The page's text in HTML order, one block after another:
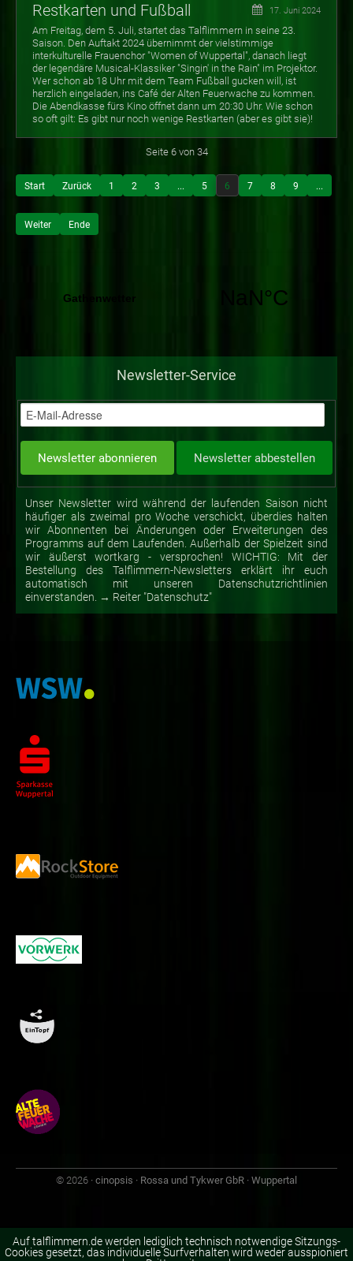
Restkarten und Fußball 17. Juni 2024
Am Freitag, dem 5. Juli, startet das Talflimmern in seine 23.
Saison. Den Auftakt 2024 übernimmt der vielstimmige
interkulturelle Frauenchor "Women of Wuppertal", danach liegt
der legendäre Musical-Klassiker "Singin' in the Rain" im Projektor.
Wer schon ab 18 Uhr mit dem Team Fußball gucken will, ist
herzlich eingeladen, ins Café der Alten Feuerwache zu kommen.
Die Abendkasse fürs Kino öffnet dann um 20:30 Uhr. Wie schon
so oft gilt: Es gibt nur noch wenige Restkarten (aber es gibt sie)!
Seite 6 von 34
Start Zurück 1 2 3 ... 5 6 7 8 9 ...
Weiter Ende
Newsletter-Service
Unser Newsletter wird während der laufenden Saison nicht
häufiger als zweimal pro Woche verschickt, überdies halten
wir Abonnenten bei Änderungen oder Erweiterungen des
Programms auf dem Laufenden. Außerhalb der Spielzeit sind
wir äußerst wortkarg - versprochen! WICHTIG: Mit der
Bestellung des Talflimmern-Newsletters erklärt ihr euch
automatisch mit unseren Datenschutzrichtlinien
einverstanden. → Reiter "Datenschutz"
© 2026 · cinopsis · Rossa und Tykwer GbR · Wuppertal
Auf talflimmern.de werden lediglich technisch notwendige Sitzungs-
Cookies gesetzt, das individuelle Surfverhalten wird weder ausspioniert